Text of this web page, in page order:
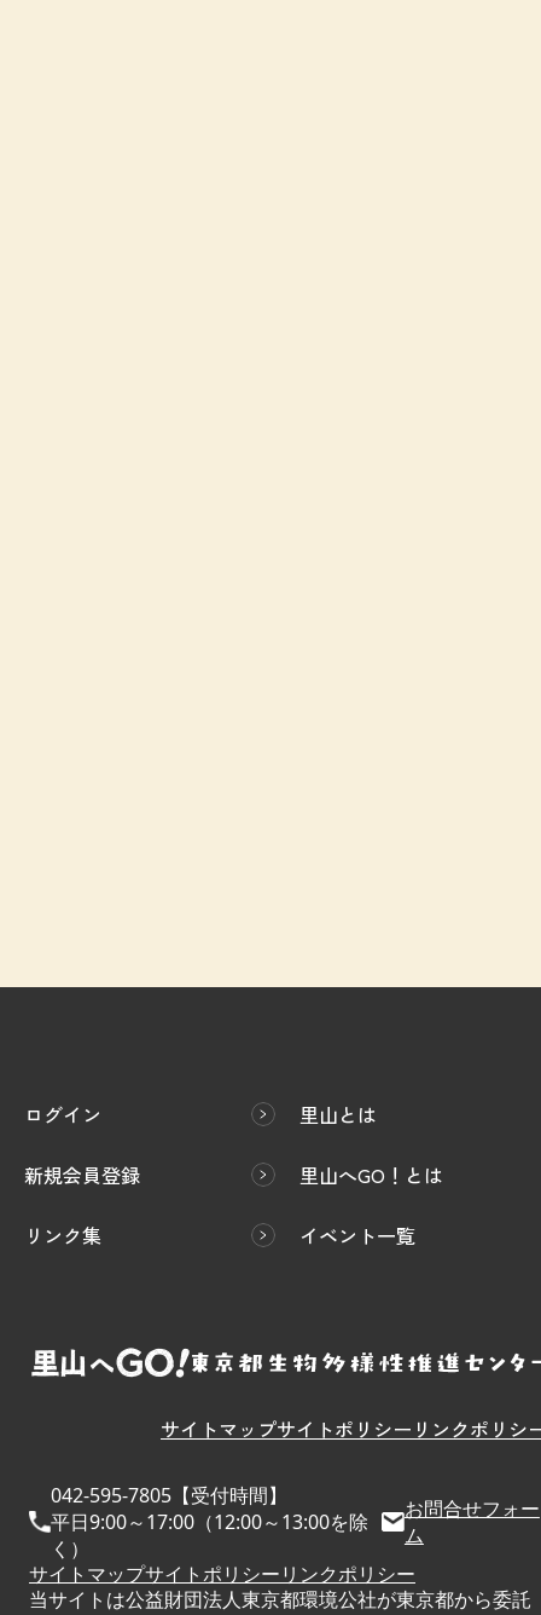
ログイン
新規会員登録
リンク集
里山とは
里山へGO！とは
イベント一覧
サイトマップサイトポリシー リンクポリシ
042-595-7805【受付時間】
平日9:00～17:00（12:00～13:00を除
く）
お問合せフォー
ム
サイトマップサイトポリシーリンクポリシー
当サイトは公益財団法人東京都環境公社が東京都から委託